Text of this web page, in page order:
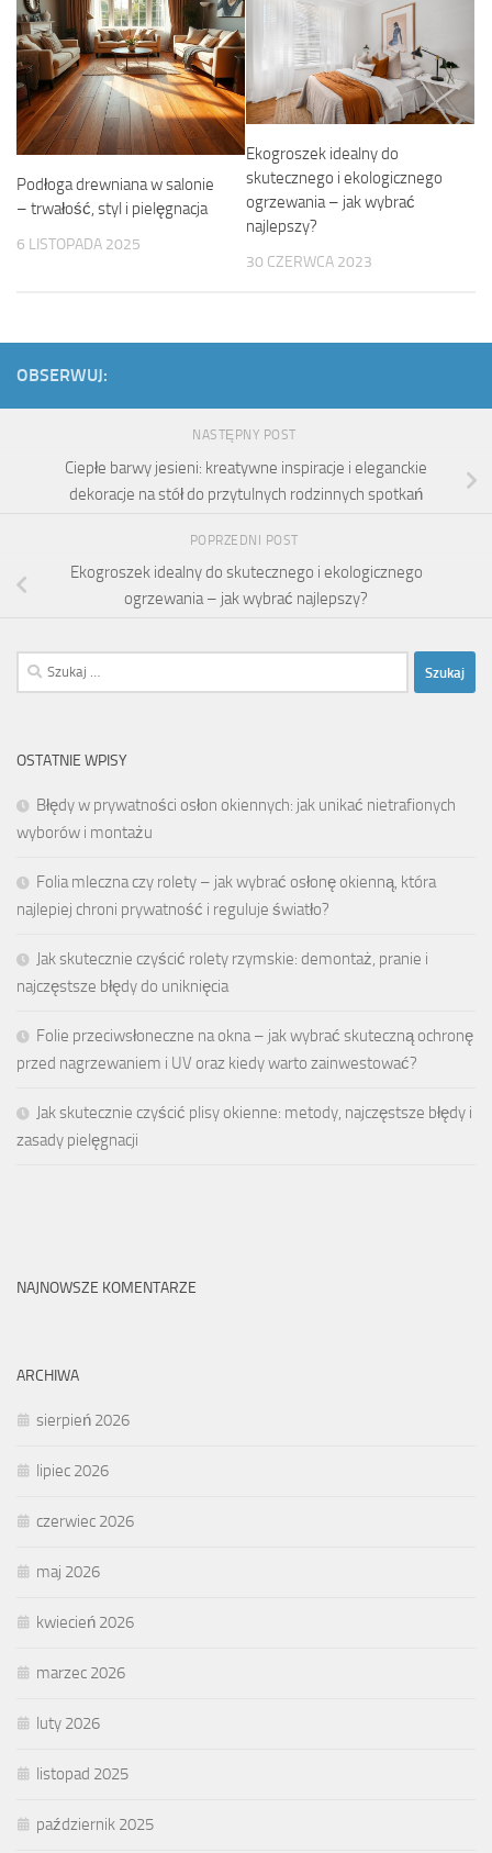
Podłoga drewniana w salonie
– trwałość, styl i pielęgnacja
6 LISTOPADA 2025
Ekogroszek idealny do
skutecznego i ekologicznego
ogrzewania – jak wybrać
najlepszy?
30 CZERWCA 2023
OBSERWUJ:
NASTĘPNY POST
Ciepłe barwy jesieni: kreatywne inspiracje i eleganckie
dekoracje na stół do przytulnych rodzinnych spotkań
POPRZEDNI POST
Ekogroszek idealny do skutecznego i ekologicznego
ogrzewania – jak wybrać najlepszy?
Szukaj:
OSTATNIE WPISY
Błędy w prywatności osłon okiennych: jak unikać nietrafionych
wyborów i montażu
Folia mleczna czy rolety – jak wybrać osłonę okienną, która
najlepiej chroni prywatność i reguluje światło?
Jak skutecznie czyścić rolety rzymskie: demontaż, pranie i
najczęstsze błędy do uniknięcia
Folie przeciwsłoneczne na okna – jak wybrać skuteczną ochronę
przed nagrzewaniem i UV oraz kiedy warto zainwestować?
Jak skutecznie czyścić plisy okienne: metody, najczęstsze błędy i
zasady pielęgnacji
NAJNOWSZE KOMENTARZE
ARCHIWA
sierpień 2026
lipiec 2026
czerwiec 2026
maj 2026
kwiecień 2026
marzec 2026
luty 2026
listopad 2025
październik 2025